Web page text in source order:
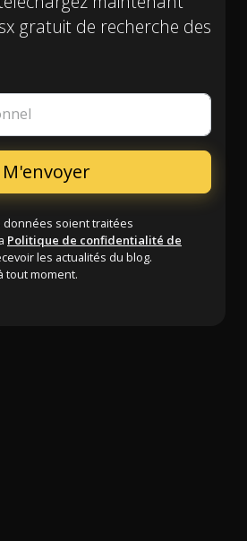
gratuit de recherche des
données soient traitées
Politique de confidentialité de
les actualités du blog.
tout moment.